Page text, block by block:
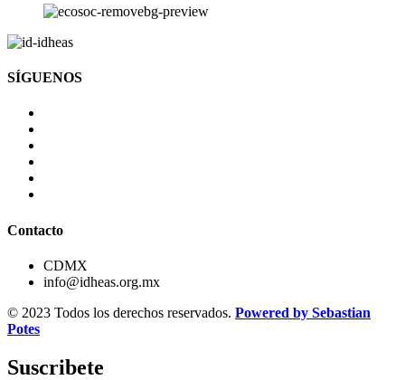
SÍGUENOS
Contacto
CDMX
info@idheas.org.mx
© 2023 Todos los derechos reservados. Powered by Sebastian
Potes
Suscribete